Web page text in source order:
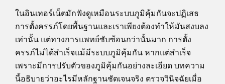
ในอินเทอร์เน็ตมักฟังดูเหมือนระบบภูมิคุ้มกันจะปฏิเสธ
การตั้งครรภ์โดยพื้นฐานและเราเพียงต้องทำให้มันสงบลง
เท่านั้น แต่ทางการแพทย์ซับซ้อนกว่านั้นมาก การตั้ง
ครรภ์ไม่ได้สำเร็จแม้มีระบบภูมิคุ้มกัน หากแต่สำเร็จ
เพราะมีการปรับตัวของภูมิคุ้มกันอย่างละเอียด บทความ
นี้อธิบายว่าอะไรมีหลักฐานชัดเจนจริง ตรวจวินิจฉัยเมื่อ